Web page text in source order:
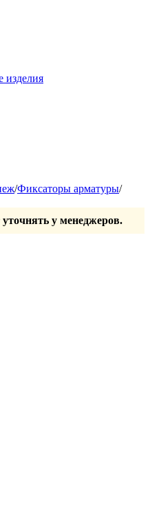
изделия
/Фиксаторы арматуры/
уточнять у менеджеров.